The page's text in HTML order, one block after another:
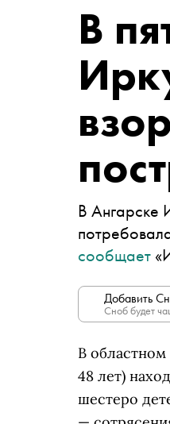
В
В Ангарске
сообщает
Добавить
Сноб будет
В
48 лет)
шестеро